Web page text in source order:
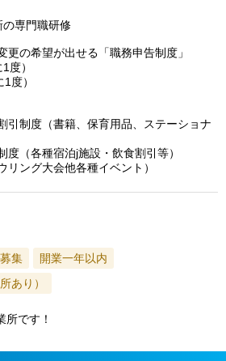
の専門職研修
更の希望が出せる「職務申告制度」
度）
度）
引制度（書籍、保育用品、ステーショナ
度（各種宿泊j施設・飲食割引等）
リング大会他各種イベント）
集
開業一年以内
あり）
です！